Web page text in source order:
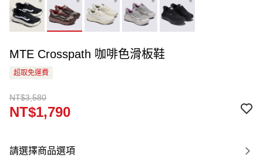
MTE Crosspath 咖啡色滑板鞋
超取免運費
NT$3,580
NT$1,790
請選擇商品選項